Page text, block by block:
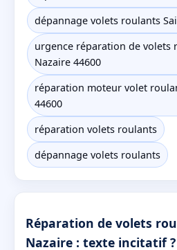
dépannage volets roulants
urgence réparation de volets
Nazaire 44600
réparation moteur volet
44600
réparation volets roulants
dépannage volets roulants
Réparation de volets
Nazaire : texte incitatif ?